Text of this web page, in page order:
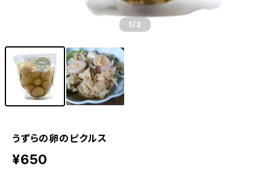
1/2
うずらの卵のピクルス
¥650